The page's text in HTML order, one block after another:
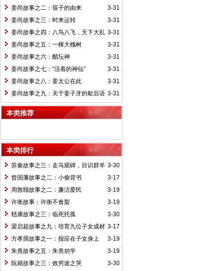
3-31
姜尚故事之二：筷子的由来
3-31
姜尚故事之三：时来运转
3-31
姜尚故事之四：八鸟八飞，天下大乱
3-31
姜尚故事之五：一棵大槐树
3-31
姜尚故事之六：醋坛神
3-31
姜尚故事之七：“活着的神仙”
3-31
姜尚故事之八：姜太公在此
3-31
姜尚故事之九：关于姜子牙的歇后语
本类推荐
本类排行
3-30
苏秦故事之三：走马观碑，目识群羊
3-17
曾国藩故事之二：小偷背书
3-19
周敦颐故事之二：廉洁爱民
3-19
许衡故事：许衡不食梨
3-30
嵇康故事之三：临死托孤
3-17
梁启超故事之九：培育九位子女成材
的神奇“小妾”——王桂荃
3-19
方孝孺故事之一：报应在子女身上
3-19
朱熹故事之五：朱熹劝学
3-30
阮籍故事之三：效穷途之哭